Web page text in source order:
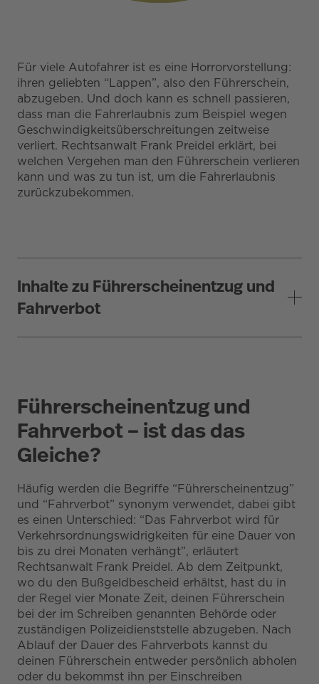
Für viele Autofahrer ist es eine Horrorvorstellung:
ihren geliebten “Lappen”, also den Führerschein,
abzugeben. Und doch kann es schnell passieren,
dass man die Fahrerlaubnis zum Beispiel wegen
Geschwindigkeitsüberschreitungen zeitweise
verliert. Rechtsanwalt Frank Preidel erklärt, bei
welchen Vergehen man den Führerschein verlieren
kann und was zu tun ist, um die Fahrerlaubnis
zurückzubekommen.
Inhalte zu Führerscheinentzug und
Fahrverbot
Führerscheinentzug und
Fahrverbot – ist das das
Gleiche?
Häufig werden die Begriffe “Führerscheinentzug”
und “Fahrverbot” synonym verwendet, dabei gibt
es einen Unterschied: “Das Fahrverbot wird für
Verkehrsordnungswidrigkeiten für eine Dauer von
bis zu drei Monaten verhängt”, erläutert
Rechtsanwalt Frank Preidel. Ab dem Zeitpunkt,
wo du den Bußgeldbescheid erhältst, hast du in
der Regel vier Monate Zeit, deinen Führerschein
bei der im Schreiben genannten Behörde oder
zuständigen Polizeidienststelle abzugeben. Nach
Ablauf der Dauer des Fahrverbots kannst du
deinen Führerschein entweder persönlich abholen
oder du bekommst ihn per Einschreiben